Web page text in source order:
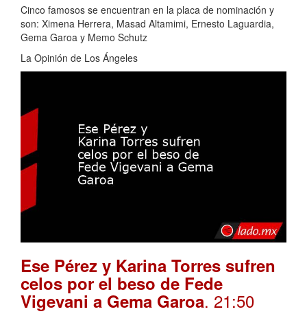
Cinco famosos se encuentran en la placa de nominación y
son: Ximena Herrera, Masad Altamimi, Ernesto Laguardia,
Gema Garoa y Memo Schutz
La Opinión de Los Ángeles
Ese Pérez y Karina Torres sufren
celos por el beso de Fede
Vigevani a Gema Garoa. 21:50